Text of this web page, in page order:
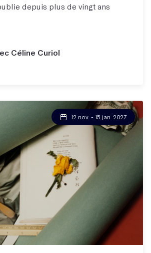
depuis plus de vingt ans
Céline Curiol
12 nov. - 15 jan. 2027